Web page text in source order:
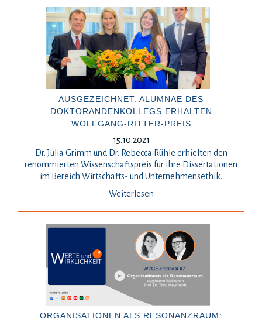
AUSGEZEICHNET: ALUMNAE DES
DOKTORANDENKOLLEGS ERHALTEN
WOLFGANG-RITTER-PREIS
15.10.2021
Dr. Julia Grimm und Dr. Rebecca Rühle erhielten den
renommierten Wissenschaftspreis für ihre Dissertationen
im Bereich Wirtschafts- und Unternehmensethik.
Weiterlesen
ORGANISATIONEN ALS RESONANZRAUM: